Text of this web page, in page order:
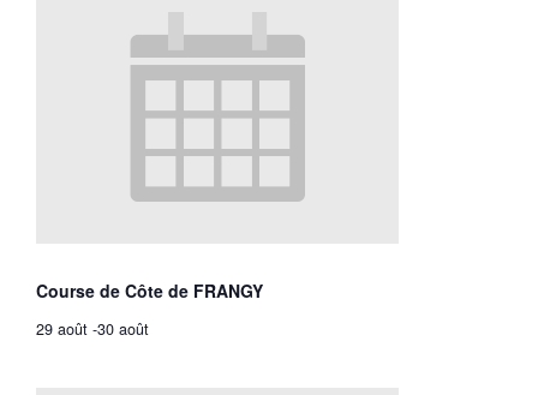
Course de Côte de FRANGY
29 août -30 août